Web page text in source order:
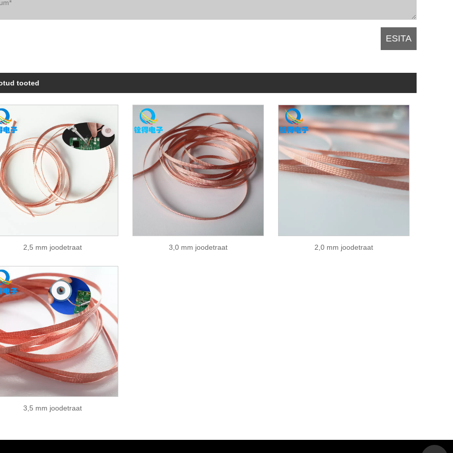
tooted
2,5 mm joodetraat 3,0 mm joodetraat 2,0 mm joodetraat
3,5 mm joodetraat